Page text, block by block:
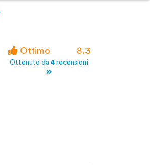
Ottimo 8.3
Ottenuto da4 recensioni